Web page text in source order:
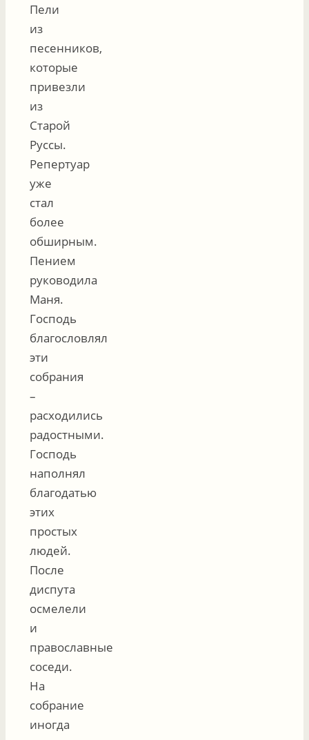
Пели
из
песенников,
которые
привезли
из
Старой
Руссы.
Репертуар
уже
стал
более
обширным.
Пением
руководила
Маня.
Господь
благословлял
эти
собрания
–
расходились
радостными.
Господь
наполнял
благодатью
этих
простых
людей.
После
диспута
осмелели
и
православные
соседи.
На
собрание
иногда